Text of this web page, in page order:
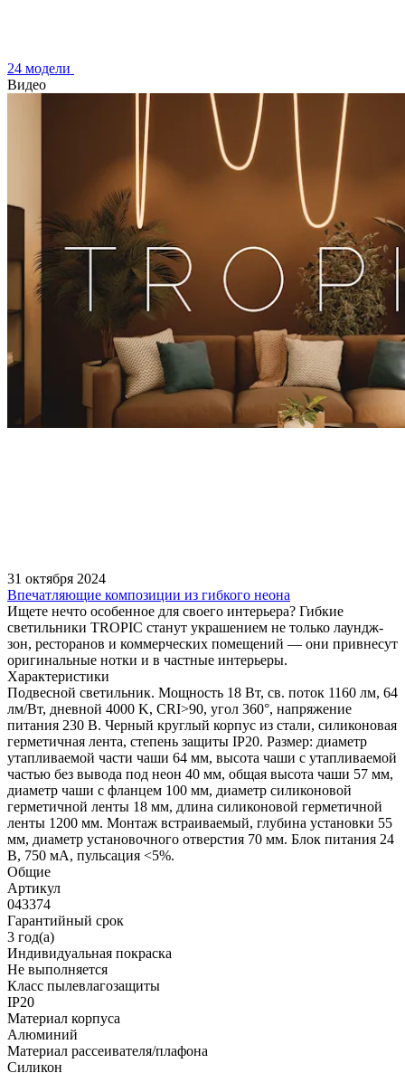
24 модели
Видео
31 октября 2024
Впечатляющие композиции из гибкого неона
Ищете нечто особенное для своего интерьера? Гибкие
светильники TROPIC станут украшением не только лаундж-
зон, ресторанов и коммерческих помещений — они привнесут
оригинальные нотки и в частные интерьеры.
Характеристики
Подвесной светильник. Мощность 18 Вт, св. поток 1160 лм, 64
лм/Вт, дневной 4000 K, CRI>90, угол 360°, напряжение
питания 230 В. Черный круглый корпус из стали, силиконовая
герметичная лента, степень защиты IP20. Размер: диаметр
утапливаемой части чаши 64 мм, высота чаши с утапливаемой
частью без вывода под неон 40 мм, общая высота чаши 57 мм,
диаметр чаши с фланцем 100 мм, диаметр силиконовой
герметичной ленты 18 мм, длина силиконовой герметичной
ленты 1200 мм. Монтаж встраиваемый, глубина установки 55
мм, диаметр установочного отверстия 70 мм. Блок питания 24
В, 750 мА, пульсация <5%.
Общие
Артикул
043374
Гарантийный срок
3 год(а)
Индивидуальная покраска
Не выполняется
Класс пылевлагозащиты
IP20
Материал корпуса
Алюминий
Материал рассеивателя/плафона
Силикон